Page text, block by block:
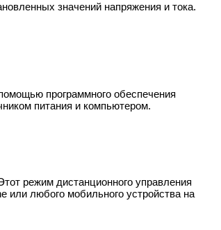
значений напряжения и тока.
программного обеспечения
питания и компьютером.
режим дистанционного управления
или любого мобильного устройства на